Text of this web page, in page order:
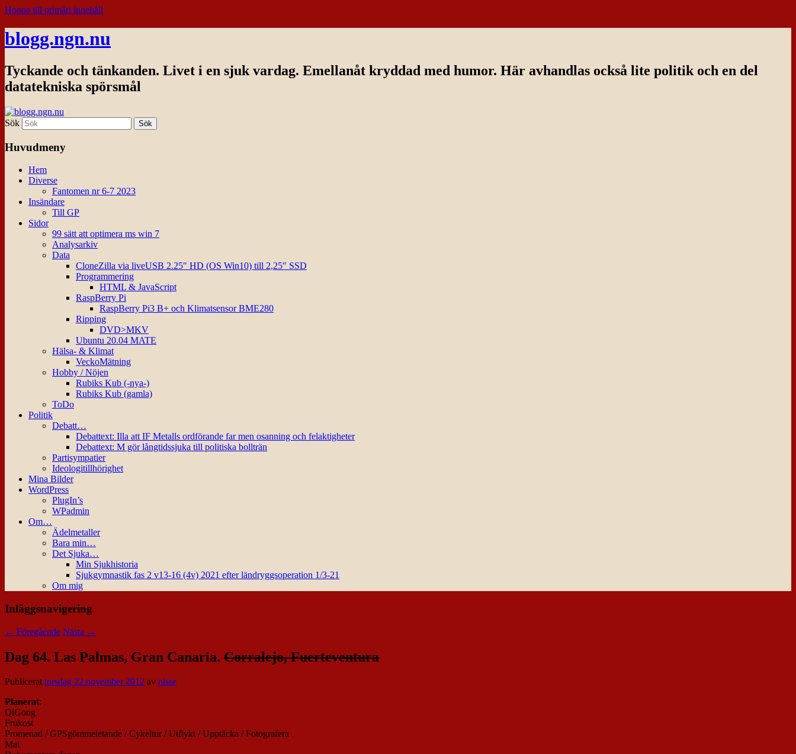
Hoppa till primärt innehåll
blogg.ngn.nu
Tyckande och tänkanden. Livet i en sjuk vardag. Emellanåt kryddad med humor. Här avhandlas också lite politik och en del
datatekniska spörsmål
Sök
Huvudmeny
Hem
Diverse
Fantomen nr 6-7 2023
Insändare
Till GP
Sidor
99 sätt att optimera ms win 7
Analysarkiv
Data
CloneZilla via liveUSB 2.25″ HD (OS Win10) till 2,25″ SSD
Programmering
HTML & JavaScript
RaspBerry Pi
RaspBerry Pi3 B+ och Klimatsensor BME280
Ripping
DVD>MKV
Ubuntu 20.04 MATE
Hälsa- & Klimat
VeckoMätning
Hobby / Nöjen
Rubiks Kub (-nya-)
Rubiks Kub (gamla)
ToDo
Politik
Debatt…
Debattext: Illa att IF Metalls ordförande far men osanning och felaktigheter
Debattext: M gör långtidssjuka till politiska bollträn
Partisympatier
Ideologitillhörighet
Mina Bilder
WordPress
PlugIn’s
WPadmin
Om…
Ädelmetaller
Bara min…
Det Sjuka…
Min Sjukhistoria
Sjukgymnastik fas 2 v13-16 (4v) 2021 efter ländryggsoperation 1/3-21
Om mig
Inläggsnavigering
← Föregående Nästa →
Dag 64. Las Palmas, Gran Canaria. Corralejo, Fuerteventura
Publicerattorsdag 22 november 2012 av nisse
Planerat:
QiGong
Frukost
Promenad / GPSgömmeletande / Cykeltur / Utflykt / Upptäcka / Fotografera
Mat